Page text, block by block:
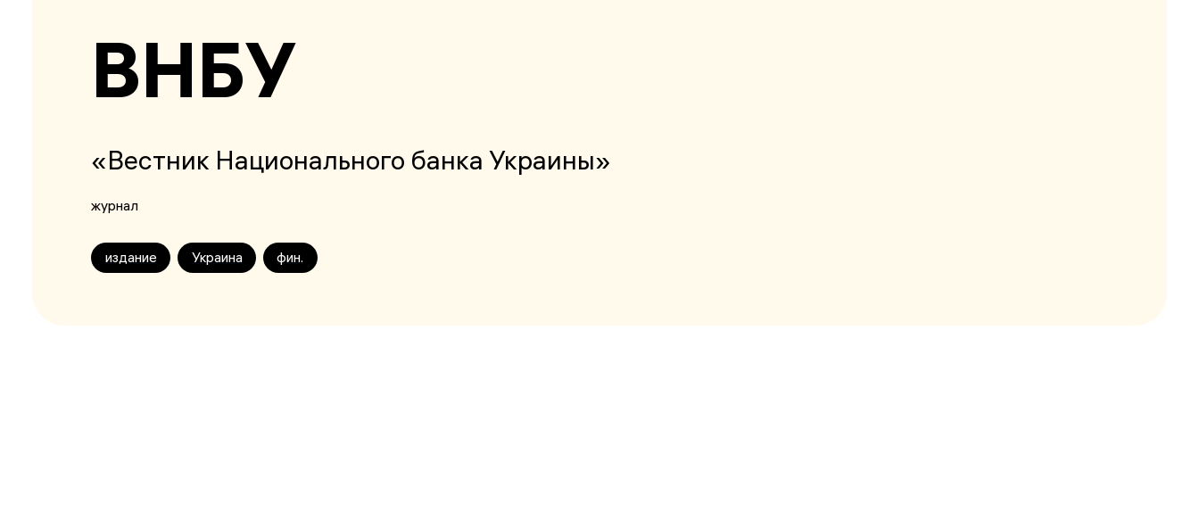
ВНБУ
«Вестник Национального банка Украины»
журнал
издание Украина фин.